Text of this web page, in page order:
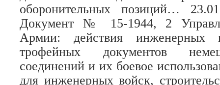
оборонительных позиций…
Документ № 15-1944, 2
Армии: действия инженерных
трофейных документов
соединений и их боевое
для инженерных войск,